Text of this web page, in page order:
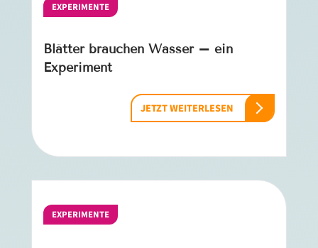
EXPERIMENTE
Blätter brauchen Wasser – ein
Experiment
JETZT WEITERLESEN
EXPERIMENTE